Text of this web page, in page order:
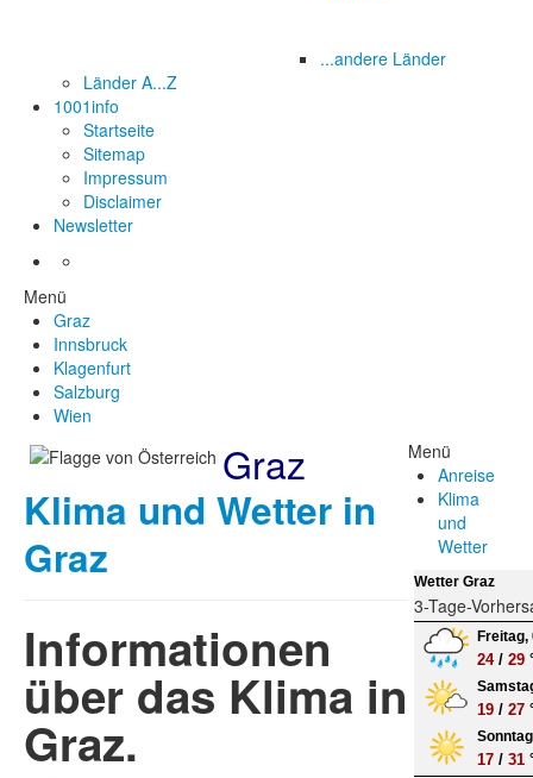
...andere Länder
Länder A...Z
1001info
Startseite
Sitemap
Impressum
Disclaimer
Newsletter
Menü
Graz
Innsbruck
Klagenfurt
Salzburg
Wien
Graz
Klima und Wetter in
Graz
Informationen
über das Klima in
Graz.
Menü
Anreise
Klima
und
Wetter
Wetter Graz
3-Tage-
Freitag,
24/29
19 /27
17 /31